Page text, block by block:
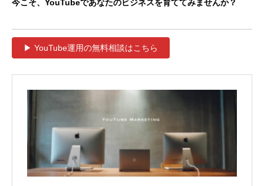
今こそ、YouTubeであなたのビジネスを育ててみませんか？
▶ YouTube運用の無料相談はこちら